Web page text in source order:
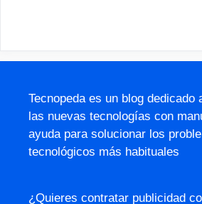
Tecnopeda es un blog dedicado
las nuevas tecnologías con
ayuda para solucionar los
tecnológicos más habituales
¿Quieres contratar publicidad